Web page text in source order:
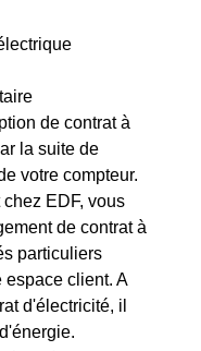
de contrat à
la suite de
votre compteur.
EDF, vous
de contrat à
particuliers
espace client. A
d'électricité, il